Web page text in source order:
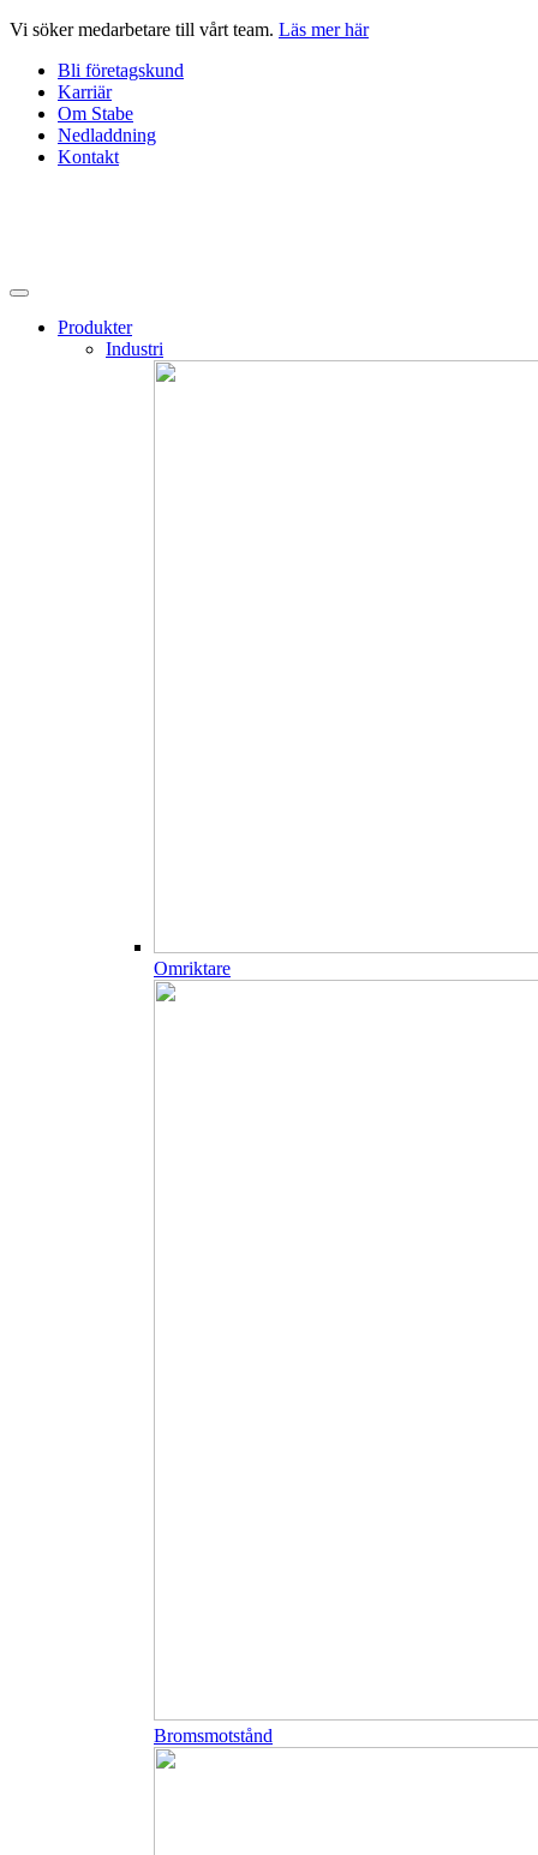
Hoppa
innehåll
Vi söker medarbetare till vårt team. Läs mer här
Bli företagskund
Karriär
Om Stabe
Nedladdning
Kontakt
Produkter
Industri
Omriktare
Bromsmotstånd